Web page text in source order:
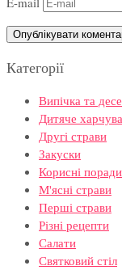
Категорії
Випічка та
Дитяче
Другі страви
Закуски
Корисні поради
М'ясні страви
Перші страви
Різні рецепти
Салати
Святковий стіл